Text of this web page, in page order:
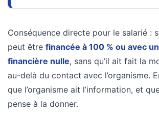
Conséquence directe pour le salarié :
peut être financée à 100 % ou avec
financière nulle, sans qu’il ait fait la
au-delà du contact avec l’organisme.
que l’organisme ait l’information, et
pense à la donner.